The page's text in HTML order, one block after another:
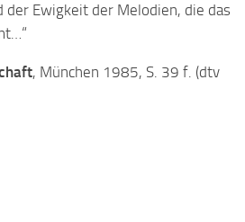
der Ewigkeit der Melodien, die das
, München 1985, S. 39 f. (dtv